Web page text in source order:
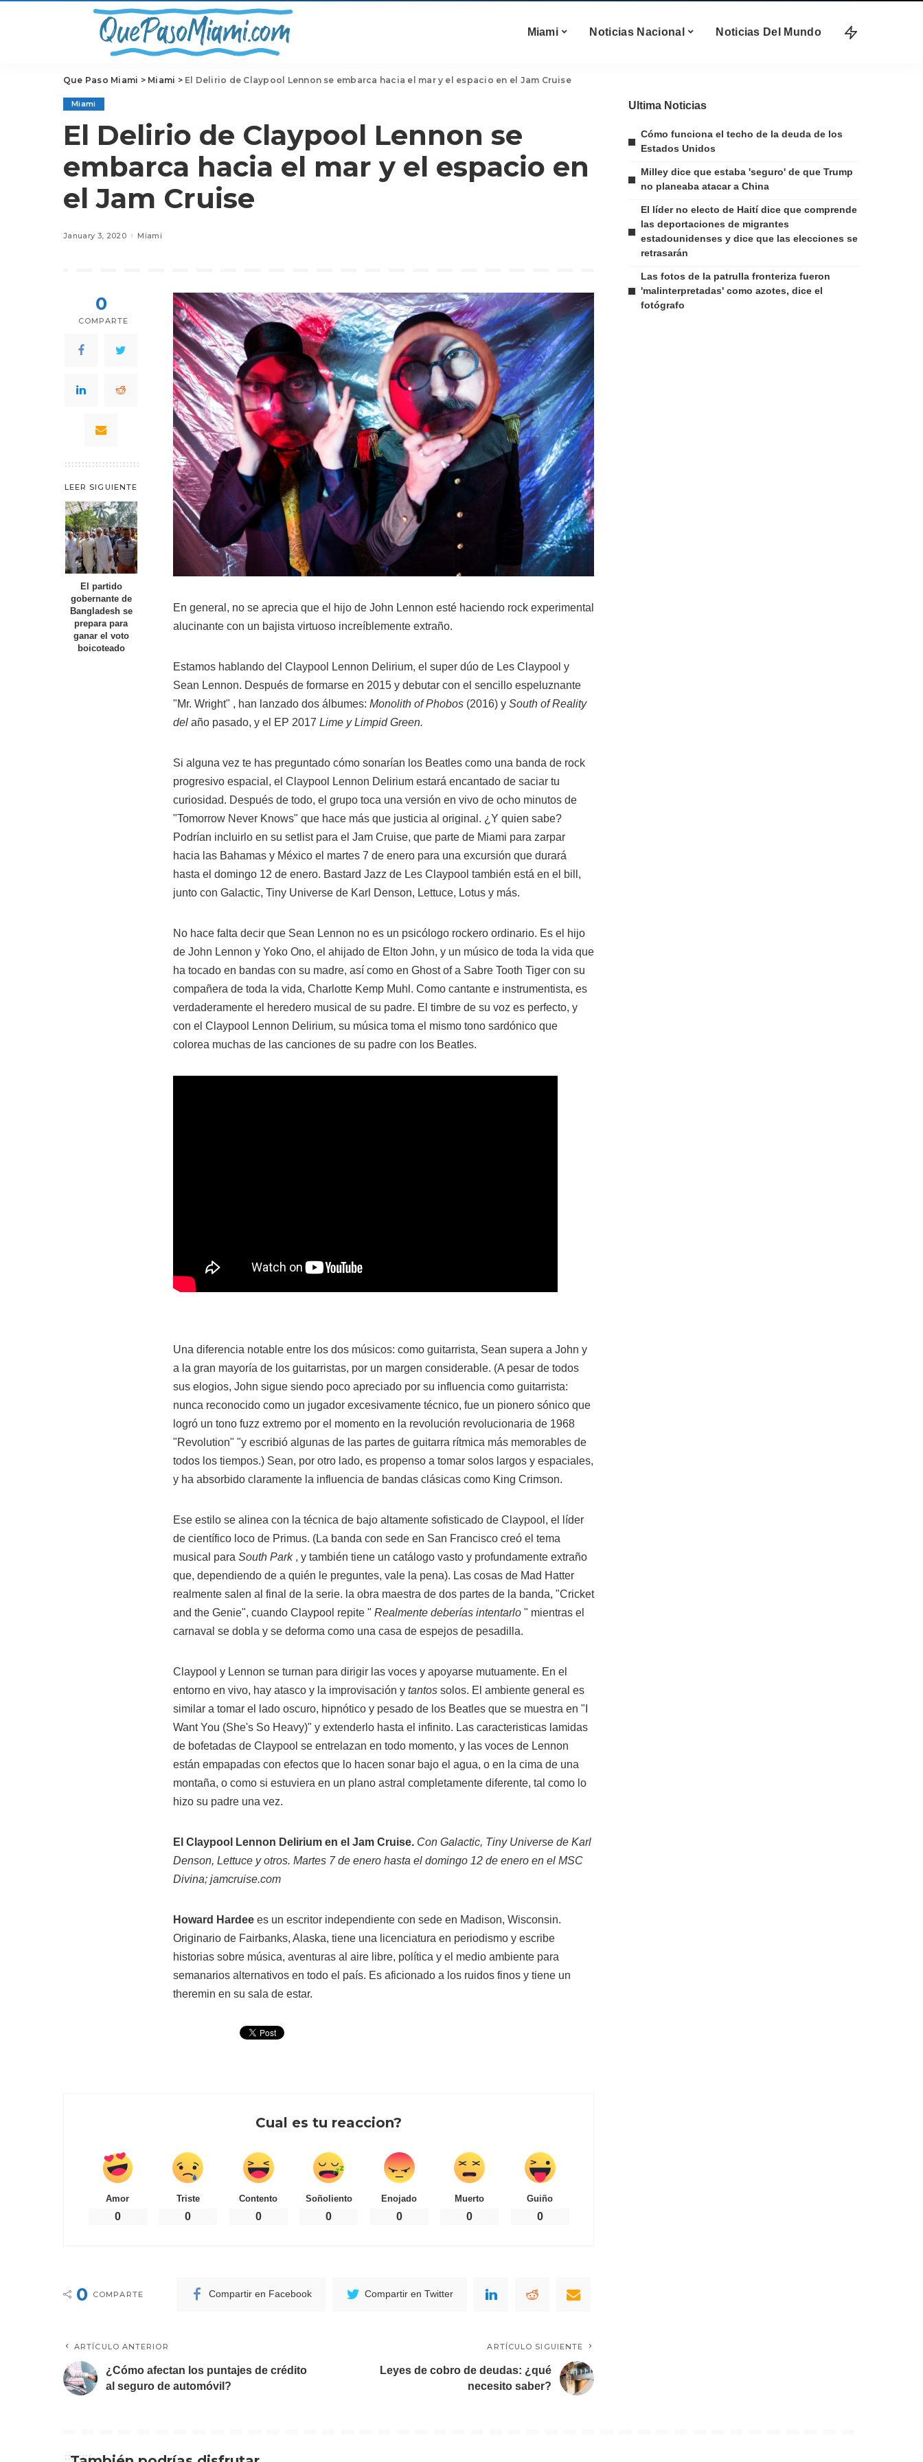
Miami Noticias Nacional Noticias Del Mundo
Que Paso Miami > Miami > El Delirio de Claypool Lennon se embarca hacia el mar y el espacio en el Jam Cruise
Miami
El Delirio de Claypool Lennon se
embarca hacia el mar y el espacio en
el Jam Cruise
January 3, 2020 Miami
0
COMPARTE
LEER SIGUIENTE
El partido
gobernante de
Bangladesh se
prepara para
ganar el voto
boicoteado
En general, no se aprecia que el hijo de John Lennon esté haciendo rock experimental
alucinante con un bajista virtuoso increíblemente extraño.
Estamos hablando del Claypool Lennon Delirium, el super dúo de Les Claypool y
Sean Lennon. Después de formarse en 2015 y debutar con el sencillo espeluznante
"Mr. Wright" , han lanzado dos álbumes: Monolith of Phobos (2016) y South of Reality
del año pasado, y el EP 2017 Lime y Limpid Green.
Si alguna vez te has preguntado cómo sonarían los Beatles como una banda de rock
progresivo espacial, el Claypool Lennon Delirium estará encantado de saciar tu
curiosidad. Después de todo, el grupo toca una versión en vivo de ocho minutos de
"Tomorrow Never Knows" que hace más que justicia al original. ¿Y quien sabe?
Podrían incluirlo en su setlist para el Jam Cruise, que parte de Miami para zarpar
hacia las Bahamas y México el martes 7 de enero para una excursión que durará
hasta el domingo 12 de enero. Bastard Jazz de Les Claypool también está en el bill,
junto con Galactic, Tiny Universe de Karl Denson, Lettuce, Lotus y más.
No hace falta decir que Sean Lennon no es un psicólogo rockero ordinario. Es el hijo
de John Lennon y Yoko Ono, el ahijado de Elton John, y un músico de toda la vida que
ha tocado en bandas con su madre, así como en Ghost of a Sabre Tooth Tiger con su
compañera de toda la vida, Charlotte Kemp Muhl. Como cantante e instrumentista, es
verdaderamente el heredero musical de su padre. El timbre de su voz es perfecto, y
con el Claypool Lennon Delirium, su música toma el mismo tono sardónico que
colorea muchas de las canciones de su padre con los Beatles.
Una diferencia notable entre los dos músicos: como guitarrista, Sean supera a John y
a la gran mayoría de los guitarristas, por un margen considerable. (A pesar de todos
sus elogios, John sigue siendo poco apreciado por su influencia como guitarrista:
nunca reconocido como un jugador excesivamente técnico, fue un pionero sónico que
logró un tono fuzz extremo por el momento en la revolución revolucionaria de 1968
"Revolution" "y escribió algunas de las partes de guitarra rítmica más memorables de
todos los tiempos.) Sean, por otro lado, es propenso a tomar solos largos y espaciales,
y ha absorbido claramente la influencia de bandas clásicas como King Crimson.
Ese estilo se alinea con la técnica de bajo altamente sofisticado de Claypool, el líder
de científico loco de Primus. (La banda con sede en San Francisco creó el tema
musical para South Park, y también tiene un catálogo vasto y profundamente extraño
que, dependiendo de a quién le preguntes, vale la pena). Las cosas de Mad Hatter
realmente salen al final de la serie. la obra maestra de dos partes de la banda, "Cricket
and the Genie", cuando Claypool repite " Realmente deberías intentarlo " mientras el
carnaval se dobla y se deforma como una casa de espejos de pesadilla.
Claypool y Lennon se turnan para dirigir las voces y apoyarse mutuamente. En el
entorno en vivo, hay atasco y la improvisación y tantos solos. El ambiente general es
similar a tomar el lado oscuro, hipnótico y pesado de los Beatles que se muestra en "I
Want You (She's So Heavy)" y extenderlo hasta el infinito. Las caracteristicas lamidas
de bofetadas de Claypool se entrelazan en todo momento, y las voces de Lennon
están empapadas con efectos que lo hacen sonar bajo el agua, o en la cima de una
montaña, o como si estuviera en un plano astral completamente diferente, tal como lo
hizo su padre una vez.
El Claypool Lennon Delirium en el Jam Cruise. Con Galactic, Tiny Universe de Karl
Denson, Lettuce y otros. Martes 7 de enero hasta el domingo 12 de enero en el MSC
Divina; jamcruise.com
Howard Hardee es un escritor independiente con sede en Madison, Wisconsin.
Originario de Fairbanks, Alaska, tiene una licenciatura en periodismo y escribe
historias sobre música, aventuras al aire libre, política y el medio ambiente para
semanarios alternativos en todo el país. Es aficionado a los ruidos finos y tiene un
theremin en su sala de estar.
Cual es tu reaccion?
Amor
0
Triste
0
Contento
0
Soñoliento
0
Enojado
0
Muerto
0
Guiño
0
0 COMPARTE Compartir en Facebook Compartir en Twitter
ARTÍCULO ANTERIOR
¿Cómo afectan los puntajes de crédito
al seguro de automóvil?
ARTÍCULO SIGUIENTE
Leyes de cobro de deudas: ¿qué
necesito saber?
Ultima Noticias
Cómo funciona el techo de la deuda de los
Estados Unidos
Milley dice que estaba 'seguro' de que Trump
no planeaba atacar a China
El líder no electo de Haití dice que comprende
las deportaciones de migrantes
estadounidenses y dice que las elecciones se
retrasarán
Las fotos de la patrulla fronteriza fueron
'malinterpretadas' como azotes, dice el
fotógrafo